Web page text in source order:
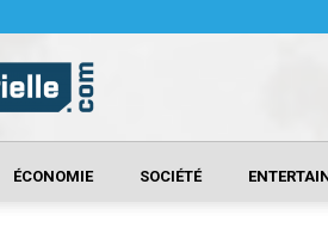
ÉCONOMIE SOCIÉTÉ